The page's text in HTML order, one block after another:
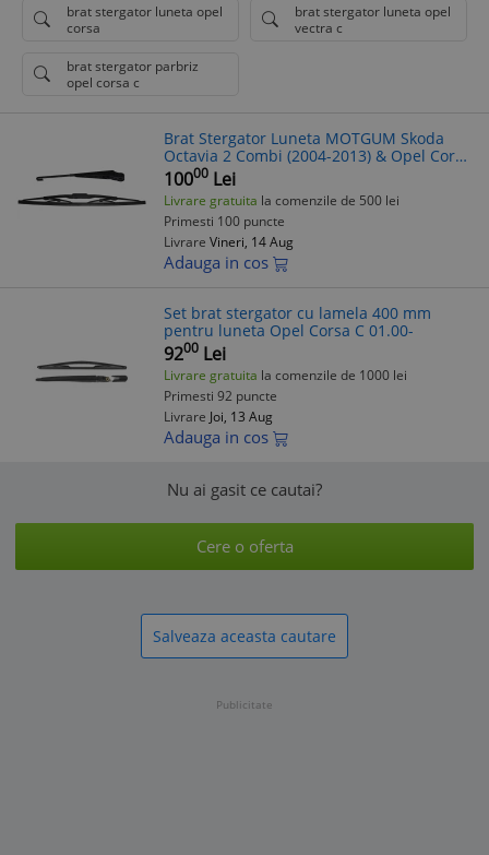
brat stergator luneta opel
corsa
brat stergator luneta opel
vectra c
brat stergator parbriz
opel corsa c
Brat Stergator Luneta MOTGUM Skoda
Octavia 2 Combi (2004-2013) & Opel Corsa
C (2000-2010) + Lamela 406mm
10000 Lei
Livrare gratuita la comenzile de 500 lei
Primesti 100 puncte
Livrare Vineri, 14 Aug
Adauga in cos
Set brat stergator cu lamela 400 mm
pentru luneta Opel Corsa C 01.00-
9200 Lei
Livrare gratuita la comenzile de 1000 lei
Primesti 92 puncte
Livrare Joi, 13 Aug
Adauga in cos
Nu ai gasit ce cautai?
Cere o oferta
Salveaza aceasta cautare
Publicitate